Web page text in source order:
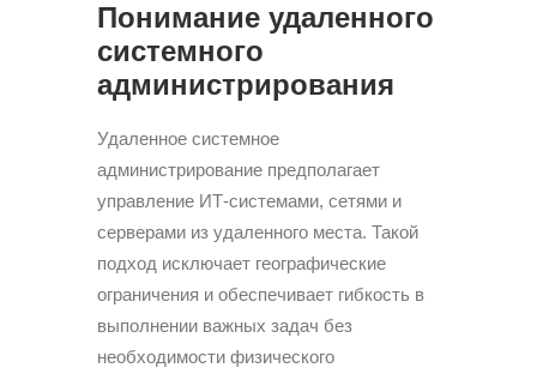
Понимание удаленного
системного
администрирования
Удаленное системное
администрирование предполагает
управление ИТ-системами, сетями и
серверами из удаленного места. Такой
подход исключает географические
ограничения и обеспечивает гибкость в
выполнении важных задач без
необходимости физического